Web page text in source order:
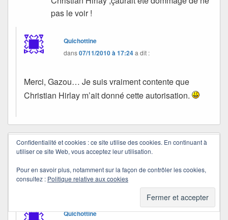
pas le voir !
Quichottine
dans07/11/2010 à 17:24a dit :
Merci, Gazou… Je suis vraiment contente que
Christian Hirlay m’ait donné cette autorisation.
Martinedans07/11/2010 à 07:20 a dit :
dernier billet. Bon dimanche. Bises
Quichottine.
Quichottine
Confidentialité et cookies : ce site utilise des cookies. En continuant à
utiliser ce site Web, vous acceptez leur utilisation.
Pour en savoir plus, notamment sur la façon de contrôler les cookies,
consultez : Politique relative aux cookies